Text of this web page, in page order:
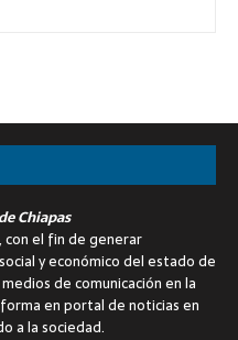
Chiapas
el fin de generar
y económico del estado de
de comunicación en la
en portal de noticias en
a la sociedad.